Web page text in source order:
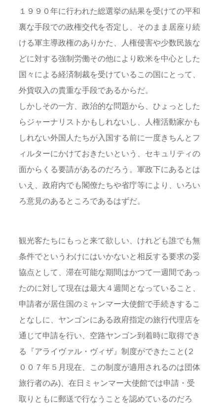
１９９０年に行われた総選挙の結果を受けての平和
裏な手段での政権交代を否定し、そのまま居座り続
ける軍主導政権のありかた、人権侵害や少数民族な
どに対する強制労働その他により欧米を中心とした
国々による経済制裁を受けているこの国にとって、
外貨収入の貴重な手段であるからだ。
しかしその一方、政治的な問題から、ひょっとした
らジャーナリストかもしれないし、人権活動家かも
しれない外国人たちが入国する前に一度きちんとフ
ィルターにかけておきたいという、セキュリティの
面からくる要請があるのだろう。軍政下にあるとは
いえ、政府内でも閣僚たちや省庁等により、いろい
ろ意見のあるところであるはずだ。
観光客たちにもっと来て欲しい、けれども誰でも無
条件でというわけにはいかないと相反する要求の妥
協点として、滞在可能な期間はかつて一週間であっ
たのに対して現在は最大４週間となっていること、
申請者が居住国のミャンマー大使館で手続きするこ
となしに、ヤンゴンにある政府指定の旅行代理店を
通じて申請を行い、空路ヤンゴン到着時に取得でき
る『アライヴァル・ヴィザ』制度ができたこと(２
００７年５月現在、この制度が適用されるのは団体
旅行者のみ)、在日ミャンマー大使館では申請・受
取りともに郵送で行なうことを認めているのだろ